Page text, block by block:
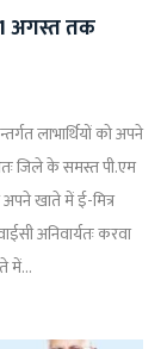
अगस्त तक
लाभार्थियों को अपने
जिले के समस्त पी.एम
अपने खाते में ई-मित्र
अनिवार्यतः करवा
में...